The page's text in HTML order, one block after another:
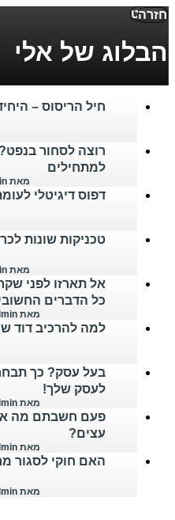
חזרה
תפריט
הבלוג של אלי
חיל הריסוס –
רוצה לסחור
למתחילים
מאת admin
דפוס דיגיטלי
טכניקות שונות
מאת admin
אל תארזו לפני
כל הדברים
מאת admin
למה להרכיב דוד
בעל עסק? כך
לעסק שלך!
מאת admin
פעם חשבתם מה
עצים?
מאת admin
האם חוקי לסגור
מאת admin